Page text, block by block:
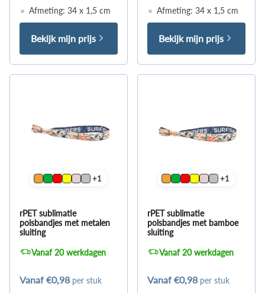
Afmeting: 34 x 1,5 cm
Bekijk mijn prijs
Afmeting: 34 x 1,5 cm
Bekijk mijn prijs
+1
rPET sublimatie
polsbandjes met metalen
sluiting
Vanaf 20 werkdagen
Vanaf €0,98 per stuk
+1
rPET sublimatie
polsbandjes met bamboe
sluiting
Vanaf 20 werkdagen
Vanaf €0,98 per stuk